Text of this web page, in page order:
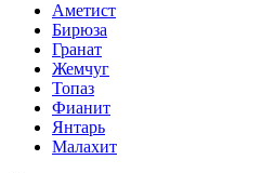
Аметист
Бирюза
Гранат
Жемчуг
Топаз
Фианит
Янтарь
Малахит